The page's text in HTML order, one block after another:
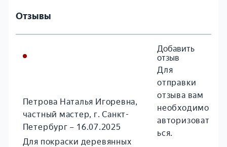
Отзывы
Петрова Наталья Игоревна,
частный мастер, г. Санкт-
Петербург – 16.07.2025
Для покраски деревянных
Добавить
отзыв
Для
отправки
отзыва вам
необходимо
авторизоват
ься.